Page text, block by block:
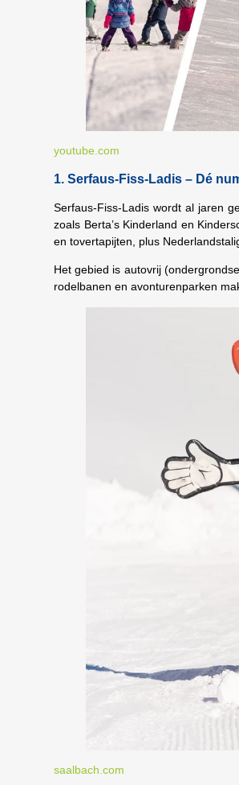
youtube.com
1. Serfaus-Fiss-Ladis – Dé
Serfaus-Fiss-Ladis wordt al jaren
zoals Berta’s Kinderland en
en tovertapijten, plus
Het gebied is autovrij
rodelbanen en avonturenparken
saalbach.com